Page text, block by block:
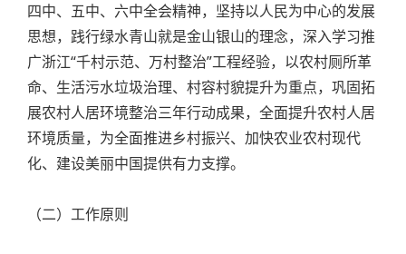
四中、五中、六中全会精神，坚持以人民为中心的发展
思想，践行绿水青山就是金山银山的理念，深入学习推
广浙江“千村示范、万村整治”工程经验，以农村厕所革
命、生活污水垃圾治理、村容村貌提升为重点，巩固拓
展农村人居环境整治三年行动成果，全面提升农村人居
环境质量，为全面推进乡村振兴、加快农业农村现代
化、建设美丽中国提供有力支撑。
（二）工作原则